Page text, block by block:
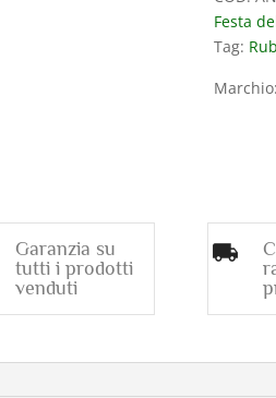
925
ORO
Festa
Tag:
Marchio:
Garanzia su
tutti i prodotti
venduti